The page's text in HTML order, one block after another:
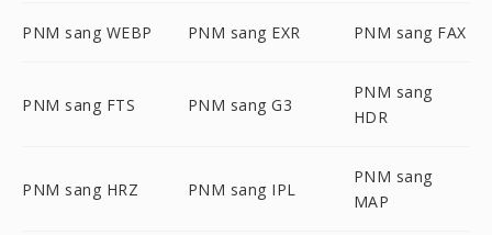
PNM sang WEBP PNM sang EXR PNM sang FAX
PNM sang FTS PNM sang G3
PNM sang
HDR
PNM sang HRZ PNM sang IPL
PNM sang
MAP